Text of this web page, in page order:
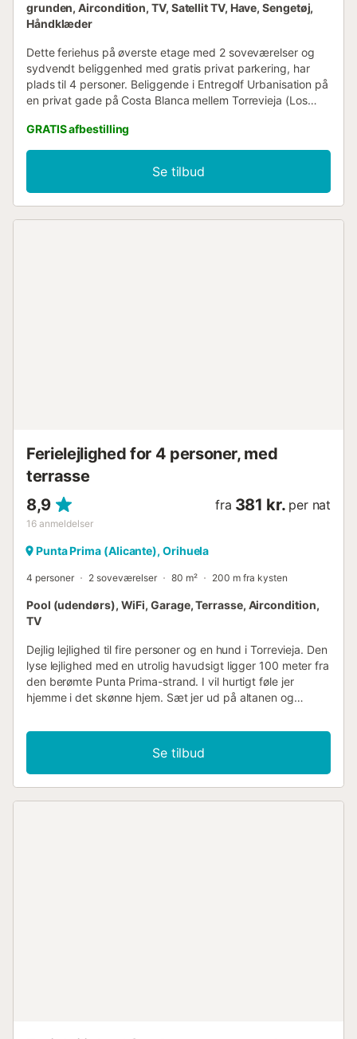
grunden, Aircondition, TV, Satellit TV, Have, Sengetøj,
Håndklæder
Dette feriehus på øverste etage med 2 soveværelser og
sydvendt beliggenhed med gratis privat parkering, har
plads til 4 personer. Beliggende i Entregolf Urbanisation på
en privat gade på Costa Blanca mellem Torrevieja (Los
en terrasse med sol hele dagen med et stort bord og stole
til spisning. Lejligheden består af en stue, et meget
veludstyret køkken, som inkluderer en vaskemaskine og
en ovn, 2 soveværelser og 1 badeværelse. Yderligere
faciliteter inkluderer Wi-Fi egnet til videoopkald, et 50"
GRATIS afbestilling
Se tilbud
Ferielejlighed for 4 personer, med
terrasse
8,9
16 anmeldelser
fra 381 kr. per nat
Punta Prima (Alicante), Orihuela
4 personer 2 soveværelser 80 m² 200 m fra kysten
Pool (udendørs), WiFi, Garage, Terrasse, Aircondition,
TV
Dejlig lejlighed til fire personer og en hund i Torrevieja. Den
lyse lejlighed med en utrolig havudsigt ligger 100 meter fra
den berømte Punta Prima-strand. I vil hurtigt føle jer
hjemme i det skønne hjem. Sæt jer ud på altanen og
morgenmad. Om aftenen kan I afslutte dagen her i fred og
ro og nyde udsigten til palmerne og havet. Punta Prima er
en af de mest berømte strande på Costa Blanca med
krystalklart vand og fint gyldent sand. Området byder
Se tilbud